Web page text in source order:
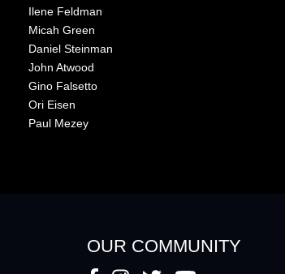
Ilene Feldman
Micah Green
Daniel Steinman
John Atwood
Gino Falsetto
Ori Eisen
Paul Mezey
OUR COMMUNITY